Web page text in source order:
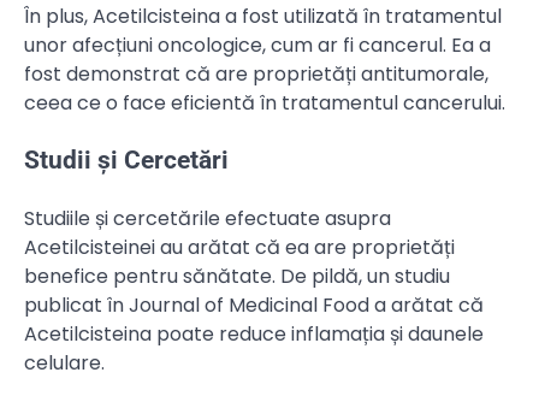
În plus, Acetilcisteina a fost utilizată în tratamentul
unor afecțiuni oncologice, cum ar fi cancerul. Ea a
fost demonstrat că are proprietăți antitumorale,
ceea ce o face eficientă în tratamentul cancerului.
Studii și Cercetări
Studiile și cercetările efectuate asupra
Acetilcisteinei au arătat că ea are proprietăți
benefice pentru sănătate. De pildă, un studiu
publicat în Journal of Medicinal Food a arătat că
Acetilcisteina poate reduce inflamația și daunele
celulare.